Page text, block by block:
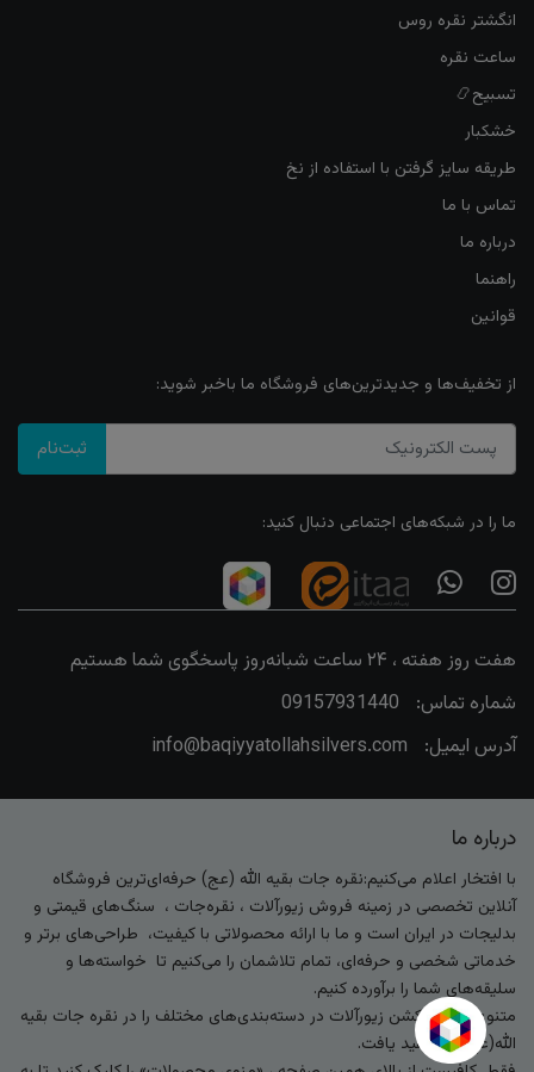
انگشتر نقره روس
ساعت نقره
تسبیح📿
خشکبار
طریقه سایز گرفتن با استفاده از نخ
تماس با ما
درباره ما
راهنما
قوانین
از تخفیف‌ها و جدیدترین‌های فروشگاه ما باخبر شوید:
ثبت‌نام
ما را در شبکه‌های اجتماعی دنبال کنید:
هفت روز هفته ، ۲۴ ساعت شبانه‌روز پاسخگوی شما هستیم
شماره تماس:
09157931440
آدرس ایمیل:
info@baqiyyatollahsilvers.com
درباره ما
با افتخار اعلام می‌کنیم:نقره جات بقیه الله (عج) حرفه‌ای‌ترین فروشگاه
آنلاین تخصصی در زمینه فروش زیورآلات ، نقره‌جات ، سنگ‌های قیمتی و
بدلیجات در ایران است و ما با ارائه محصولاتی با کیفیت، طراحی‌های برتر و
خدماتی شخصی و حرفه‌ای، تمام تلاشمان را می‌کنیم تا خواسته‌ها و
سلیقه‌های شما را برآورده کنیم.
متنوع‌ترین کالکشن زیورآلات در دسته‌بندی‌های مختلف را در نقره جات بقیه
الله(عج) خواهید یافت.